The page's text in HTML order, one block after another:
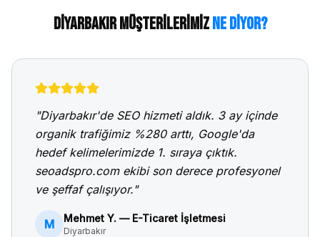
DiyarbakırMüşterilerimizNe Diyor?
"Diyarbakır'de SEO hizmeti aldık. 3 ay içinde
organik trafiğimiz %280 arttı, Google'da
hedef kelimelerimizde 1. sıraya çıktık.
seoadspro.com ekibi son derece profesyonel
ve şeffaf çalışıyor."
M Mehmet Y. — E-Ticaret İşletmesi
Diyarbakır